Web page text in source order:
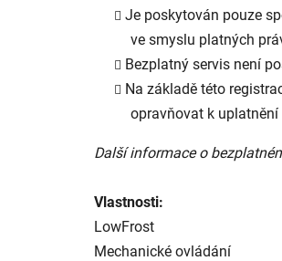
Je poskytován pouze
ve smyslu platných
Bezplatný servis není
Na základě této
opravňovat k
Další informace o
Vlastnosti:
LowFrost
Mechanické ovládání